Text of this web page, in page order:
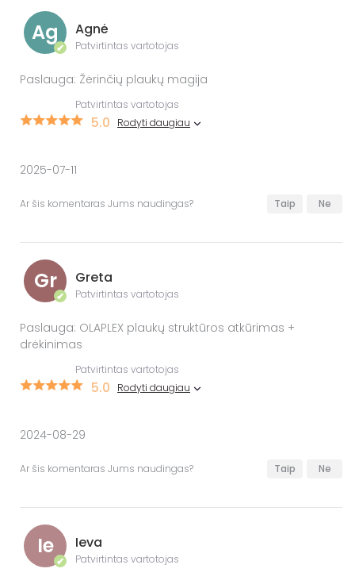
Ag
✔
Agnė
Patvirtintas vartotojas
Paslauga: Žėrinčių plaukų magija
Patvirtintas vartotojas
5.0 Rodyti daugiau
2025-07-11
Ar šis komentaras Jums naudingas? Taip Ne
Gr
✔
Greta
Patvirtintas vartotojas
Paslauga: OLAPLEX plaukų struktūros atkūrimas +
drėkinimas
Patvirtintas vartotojas
5.0 Rodyti daugiau
2024-08-29
Ar šis komentaras Jums naudingas? Taip Ne
Ie
✔
Ieva
Patvirtintas vartotojas